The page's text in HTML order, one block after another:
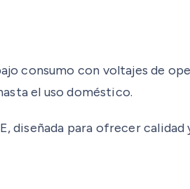
consumo con voltajes de
el uso doméstico.
diseñada para ofrecer